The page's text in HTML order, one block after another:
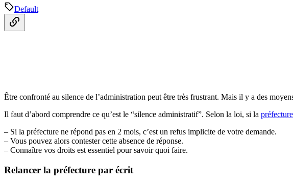
Default
Être confronté au silence de l’administration peut être très frustrant. Mais il y a des
Il faut d’abord comprendre ce qu’est le “silence administratif”. Selon la loi, si la
– Si la préfecture ne répond pas en 2 mois, c’est un refus implicite de votre demande.
– Vous pouvez alors contester cette absence de réponse.
– Connaître vos droits est essentiel pour savoir quoi faire.
Relancer la préfecture par écrit